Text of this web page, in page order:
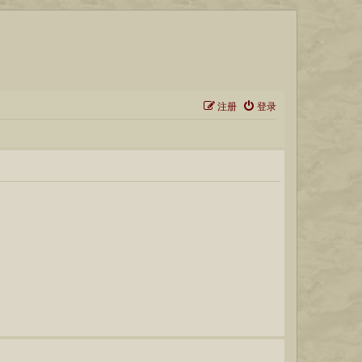
登录
注册